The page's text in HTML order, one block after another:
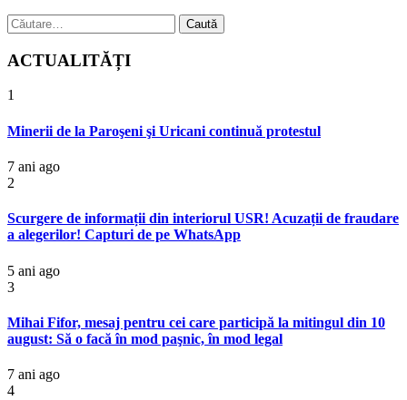
Caută
după:
ACTUALITĂȚI
1
Minerii de la Paroşeni şi Uricani continuă protestul
7 ani ago
2
Scurgere de informații din interiorul USR! Acuzații de fraudare
a alegerilor! Capturi de pe WhatsApp
5 ani ago
3
Mihai Fifor, mesaj pentru cei care participă la mitingul din 10
august: Să o facă în mod paşnic, în mod legal
7 ani ago
4